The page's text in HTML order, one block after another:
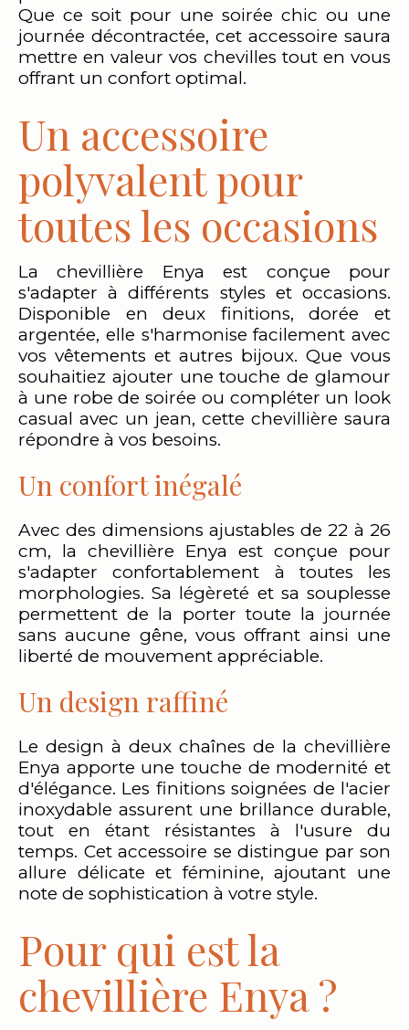
Que ce soit pour une soirée chic ou une
journée décontractée, cet accessoire saura
mettre en valeur vos chevilles tout en vous
offrant un confort optimal.
Un accessoire
polyvalent pour
toutes les occasions
La chevillière Enya est conçue pour
s'adapter à différents styles et occasions.
Disponible en deux finitions, dorée et
argentée, elle s'harmonise facilement avec
vos vêtements et autres bijoux. Que vous
souhaitiez ajouter une touche de glamour
à une robe de soirée ou compléter un look
casual avec un jean, cette chevillière saura
répondre à vos besoins.
Un confort inégalé
Avec des dimensions ajustables de 22 à 26
cm, la chevillière Enya est conçue pour
s'adapter confortablement à toutes les
morphologies. Sa légèreté et sa souplesse
permettent de la porter toute la journée
sans aucune gêne, vous offrant ainsi une
liberté de mouvement appréciable.
Un design raffiné
Le design à deux chaînes de la chevillière
Enya apporte une touche de modernité et
d'élégance. Les finitions soignées de l'acier
inoxydable assurent une brillance durable,
tout en étant résistantes à l'usure du
temps. Cet accessoire se distingue par son
allure délicate et féminine, ajoutant une
note de sophistication à votre style.
Pour qui est la
chevillière Enya ?